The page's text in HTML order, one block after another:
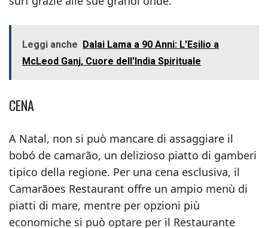
Leggi anche Dalai Lama a 90 Anni: L'Esilio a
McLeod Ganj, Cuore dell'India Spirituale
CENA
A Natal, non si può mancare di assaggiare il
bobó de camarão, un delizioso piatto di gamberi
tipico della regione. Per una cena esclusiva, il
Camarãoes Restaurant offre un ampio menù di
piatti di mare, mentre per opzioni più
economiche si può optare per il Restaurante